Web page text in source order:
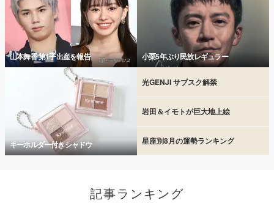
山本舞香 第1子出産を報告 小栗5年ぶり民放レギュラー
キーホルダー付きシャドウ
光GENJI サブスク解禁
岩田＆イモトが巨大地上絵
星座別8月の運勢ランキング
記事ランキング